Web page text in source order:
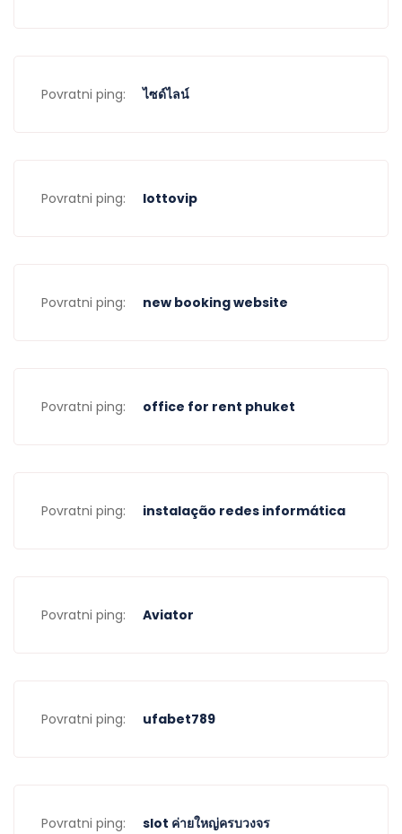
Povratni ping: ไซด์ไลน์
Povratni ping: lottovip
Povratni ping: new booking website
Povratni ping: office for rent phuket
Povratni ping: instalação redes informática
Povratni ping: Aviator
Povratni ping: ufabet789
Povratni ping: slot ค่ายใหญ่ครบวงจร